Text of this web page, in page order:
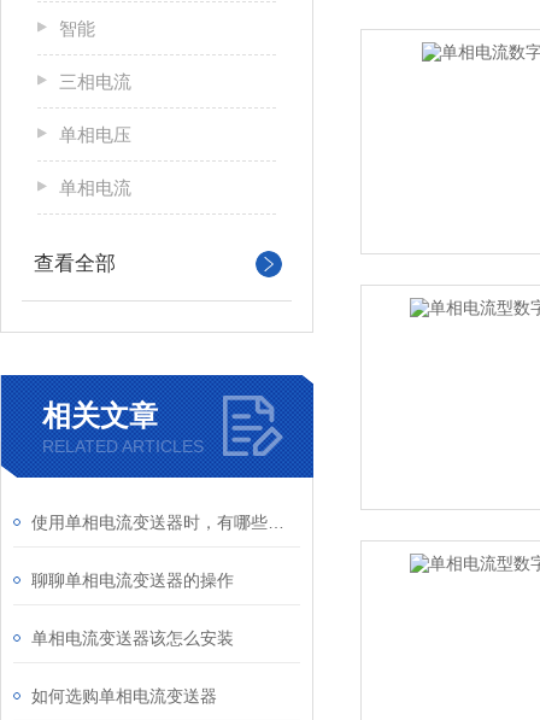
智能
三相电流
单相电压
单相电流
查看全部
相关文章
RELATED ARTICLES
聊聊单相电流变送器的操作
单相电流变送器该怎么安装
如何选购单相电流变送器